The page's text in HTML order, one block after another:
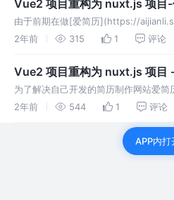
Vue2 项目重构为 nuxt.js 项目
变量
由于前期在做[爱简历](https://
定义了全局的主题 less 变量，方便在
2年前 315 1 评论
Vue2 项目重构为 nuxt.js 项目
为了解决自己开发的简历制作网站爱
目改造成 nuxt。在此过程中axios的引
2年前 544 1 评论
APP内打